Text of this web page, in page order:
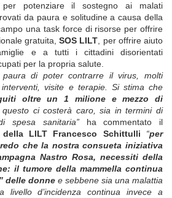
potenziare il sostegno ai malati
da paura e solitudine a causa della
una task force di risorse per offrire
gratuita,SOS LILT , per offrire aiuto
e a tutti i cittadini disorientati
per la propria salute.
di poter contrarre il virus, molti
visite e terapie. Si stima che
oltre un 1 milione e mezzo di
ci costerà caro, sia in termini di
spesa sanitaria” ha commentato il
LILT Francesco Schittulli “per
che la nostra consueta iniziativa
Nastro Rosa, necessiti della
il tumore della mammella continua
delle donne e sebbene sia una malattia
livello d’incidenza continua invece a